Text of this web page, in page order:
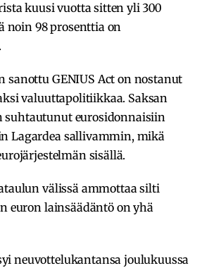
kuusi vuotta sitten yli 300
noin 98 prosenttia on
sanottu GENIUS Act on nostanut
valuuttapolitiikkaa. Saksan
suhtautunut eurosidonnaisiin
Lagardea sallivammin, mikä
sisällä.
välissä ammottaa silti
euron lainsäädäntö on yhä
neuvottelukantansa joulukuussa